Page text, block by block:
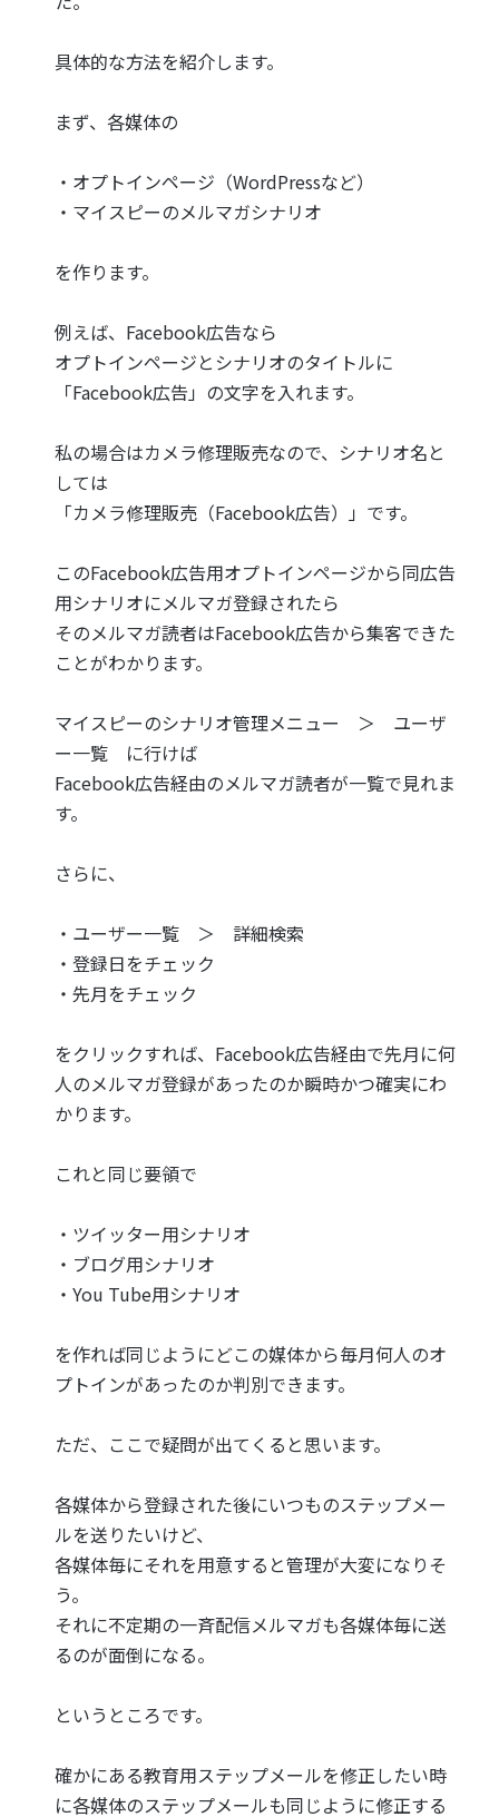
具体的な方法を紹介します。
まず、各媒体の
・オプトインページ（WordPressなど）
・マイスピーのメルマガシナリオ
を作ります。
例えば、Facebook広告なら
オプトインページとシナリオのタイトルに
「Facebook広告」の文字を入れます。
私の場合はカメラ修理販売なので、シナリオ名と
しては
「カメラ修理販売（Facebook広告）」です。
このFacebook広告用オプトインページから同広告
用シナリオにメルマガ登録されたら
そのメルマガ読者はFacebook広告から集客できた
ことがわかります。
マイスピーのシナリオ管理メニュー ＞ ユーザ
ー一覧 に行けば
Facebook広告経由のメルマガ読者が一覧で見れま
す。
さらに、
・ユーザー一覧 ＞ 詳細検索
・登録日をチェック
・先月をチェック
をクリックすれば、Facebook広告経由で先月に何
人のメルマガ登録があったのか瞬時かつ確実にわ
かります。
これと同じ要領で
・ツイッター用シナリオ
・ブログ用シナリオ
・You Tube用シナリオ
を作れば同じようにどこの媒体から毎月何人のオ
プトインがあったのか判別できます。
ただ、ここで疑問が出てくると思います。
各媒体から登録された後にいつものステップメー
ルを送りたいけど、
各媒体毎にそれを用意すると管理が大変になりそ
う。
それに不定期の一斉配信メルマガも各媒体毎に送
るのが面倒になる。
というところです。
確かにある教育用ステップメールを修正したい時
に各媒体のステップメールも同じように修正する